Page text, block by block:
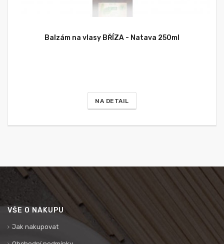
Balzám na vlasy BŘÍZA - Natava 250ml
NA DETAIL
VŠE O NÁKUPU
Jak nakupovat